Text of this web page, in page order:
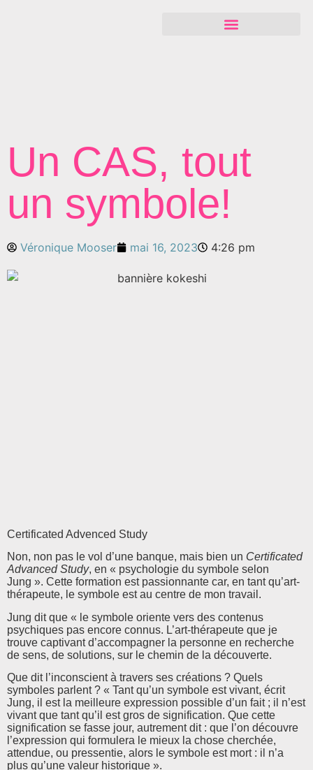
Un CAS, tout
un symbole!
Véronique Mooser mai 16, 2023 4:26 pm
Certificated Advenced Study
Non, non pas le vol d’une banque, mais bien un Certificated
Advanced Study, en « psychologie du symbole selon
Jung ». Cette formation est passionnante car, en tant qu’art-
thérapeute, le symbole est au centre de mon travail.
Jung dit que « le symbole oriente vers des contenus
psychiques pas encore connus. L’art-thérapeute que je
trouve captivant d’accompagner la personne en recherche
de sens, de solutions, sur le chemin de la découverte.
Que dit l’inconscient à travers ses créations ? Quels
symboles parlent ? « Tant qu’un symbole est vivant, écrit
Jung, il est la meilleure expression possible d’un fait ; il n’est
vivant que tant qu’il est gros de signification. Que cette
signification se fasse jour, autrement dit : que l’on découvre
l’expression qui formulera le mieux la chose cherchée,
attendue, ou pressentie, alors le symbole est mort : il n’a
plus qu’une valeur historique ».